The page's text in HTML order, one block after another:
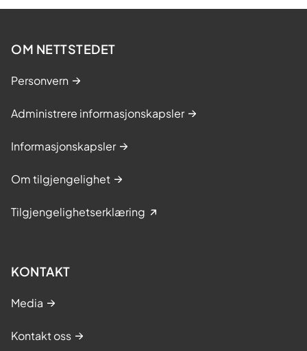
OM NETTSTEDET
Personvern
Administrere informasjonskapsler
Informasjonskapsler
Om tilgjengelighet
Tilgjengelighetserklæring
KONTAKT
Media
Kontakt oss